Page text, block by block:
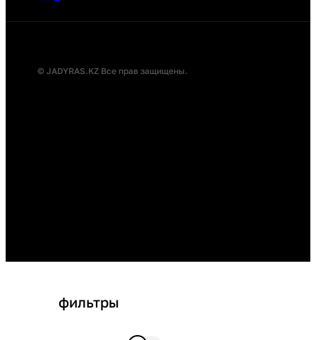
© JADYRAS.KZ Все прав защищены.
фильтры